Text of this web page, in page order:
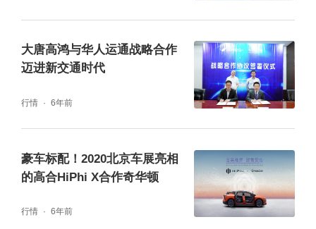
高合HiPhi 1拥有全球首个专属HOA（Human
Oriented Architecture）开放式电子电气架
构。全车搭载6个计算平台（MPU，Micro Pro
cessing Unit）“超脑”架构，经由1Gbps高速以
大唐高鸿与华人运通战略合作
迈进新交通时代
行情 6年前
豪车标配！2020北京车展亮相
的高合HiPhi X合作奇华顿
行情 6年前